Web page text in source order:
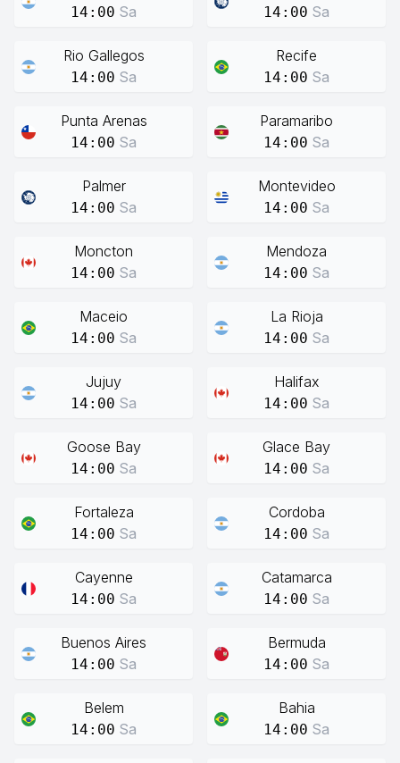
14:00 Sa 14:00 Sa
Rio Gallegos
14:00 Sa
Recife
14:00 Sa
Punta Arenas
14:00 Sa
Paramaribo
14:00 Sa
Palmer
14:00 Sa
Montevideo
14:00 Sa
Moncton
14:00 Sa
Mendoza
14:00 Sa
Maceio
14:00 Sa
La Rioja
14:00 Sa
Jujuy
14:00 Sa
Halifax
14:00 Sa
Goose Bay
14:00 Sa
Glace Bay
14:00 Sa
Fortaleza
14:00 Sa
Cordoba
14:00 Sa
Cayenne
14:00 Sa
Catamarca
14:00 Sa
Buenos Aires
14:00 Sa
Bermuda
14:00 Sa
Belem
14:00 Sa
Bahia
14:00 Sa